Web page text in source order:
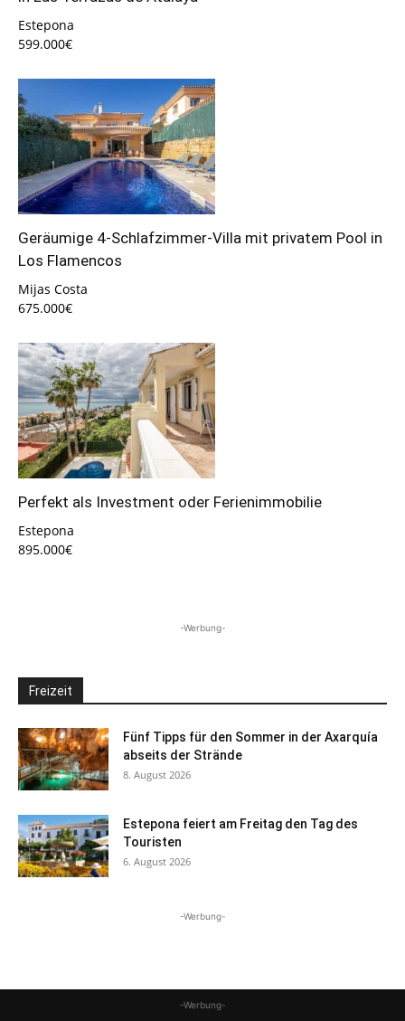
Estepona
599.000€
Geräumige 4-Schlafzimmer-Villa mit privatem Pool in
Los Flamencos
Mijas Costa
675.000€
Perfekt als Investment oder Ferienimmobilie
Estepona
895.000€
-Werbung-
Freizeit
Fünf Tipps für den Sommer in der Axarquía
abseits der Strände
8. August 2026
Estepona feiert am Freitag den Tag des
Touristen
6. August 2026
-Werbung-
-Werbung-